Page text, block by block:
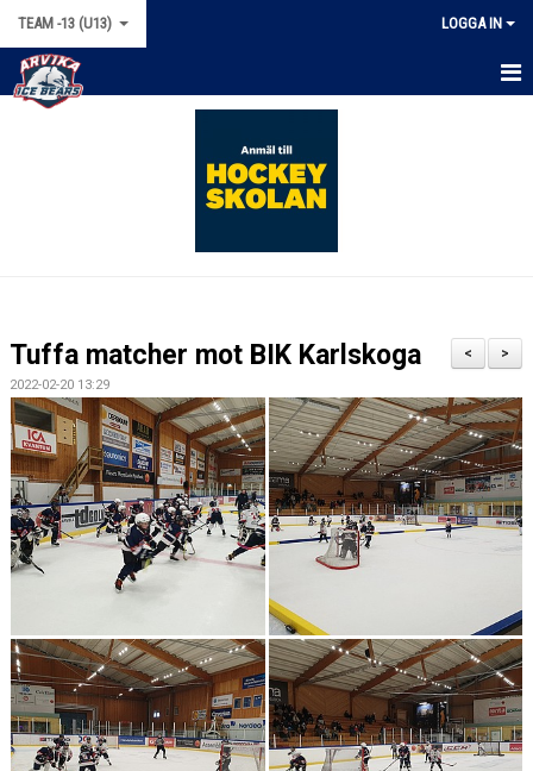
TEAM -13 (U13) LOGGA IN
BILDGALLERI
DOKUMENT
KONTAKT
BÖRJA SPELA HOCKEY!
>
<
Tuffa matcher mot BIK Karlskoga
2022-02-20 13:29